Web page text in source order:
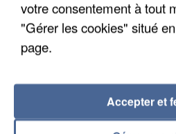
votre consentement à tout
"Gérer les cookies" situé
page.
Accepter et